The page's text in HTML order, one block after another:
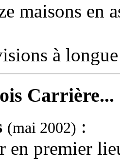
maisons en
à
Carrière...
(mai 2002) :
en premier